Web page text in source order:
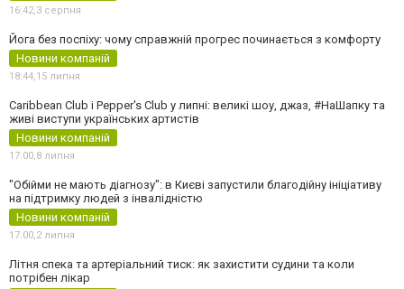
16:42,3 серпня
Йога без поспіху: чому справжній прогрес починається з комфорту
Новини компаній
18:44,15 липня
Caribbean Club і Pepper's Club у липні: великі шоу, джаз, #НаШапку та
живі виступи українських артистів
Новини компаній
17:00,8 липня
"Обійми не мають діагнозу": в Києві запустили благодійну ініціативу
на підтримку людей з інвалідністю
Новини компаній
17:00,2 липня
Літня спека та артеріальний тиск: як захистити судини та коли
потрібен лікар